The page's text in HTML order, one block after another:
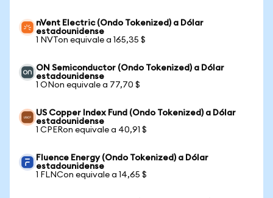
nVent Electric (Ondo Tokenized) a Dólar
estadounidense
1 NVTon equivale a 165,35 $
ON Semiconductor (Ondo Tokenized) a Dólar
estadounidense
1 ONon equivale a 77,70 $
US Copper Index Fund (Ondo Tokenized) a Dólar
estadounidense
1 CPERon equivale a 40,91 $
Fluence Energy (Ondo Tokenized) a Dólar
estadounidense
1 FLNCon equivale a 14,65 $